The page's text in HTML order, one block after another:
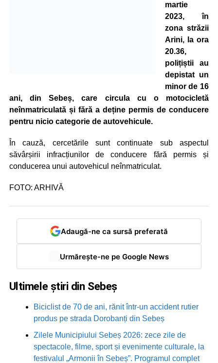
martie
2023, în
zona străzii
Arini, la ora
20.36,
polițiștii au
depistat un
minor de 16
ani, din Sebeș, care circula cu o motocicletă
neînmatriculată și fără a deține permis de conducere
pentru nicio categorie de autovehicule.
În cauză, cercetările sunt continuate sub aspectul
săvârșirii infracțiunilor de conducere fără permis și
conducerea unui autovehicul neînmatriculat.
FOTO: ARHIVĂ
Adaugă-ne ca sursă preferată
Urmărește-ne pe Google News
Ultimele știri din Sebeș
Biciclist de 70 de ani, rănit într-un accident rutier
produs pe strada Dorobanți din Sebeș
Zilele Municipiului Sebeș 2026: zece zile de
spectacole, filme, sport și evenimente culturale, la
festivalul „Armonii în Sebeș”. Programul complet